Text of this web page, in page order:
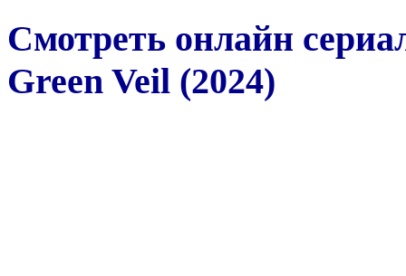
Смотреть онлайн
Green Veil (2024)